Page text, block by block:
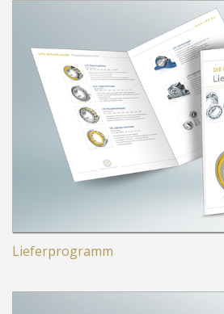
Lieferprogramm